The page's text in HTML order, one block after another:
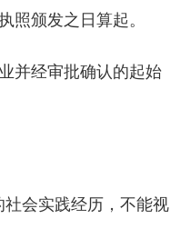
颁发之日算起。
并经审批确认的起始
会实践经历，不能视